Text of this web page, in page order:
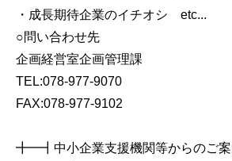
・成長期待企業のイチオシ etc...
○問い合わせ先
企画経営室企画管理課
TEL:078-977-9070
FAX:078-977-9102
╋━┫中小企業支援機関等からの